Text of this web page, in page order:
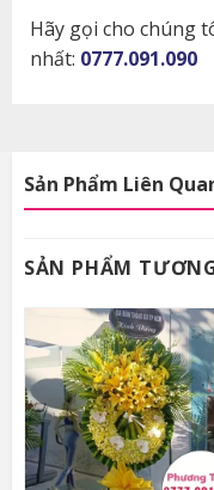
Hãy gọi cho chúng
nhất: 0777.091.090
Sản Phẩm Liên
SẢN PHẨM